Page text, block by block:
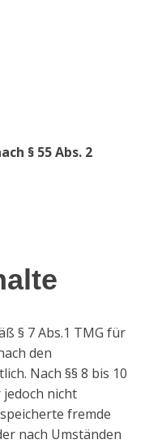
§ 55 Abs. 2
§ 7 Abs.1 TMG für
den
Nach §§ 8 bis 10
nicht
fremde
nach Umständen